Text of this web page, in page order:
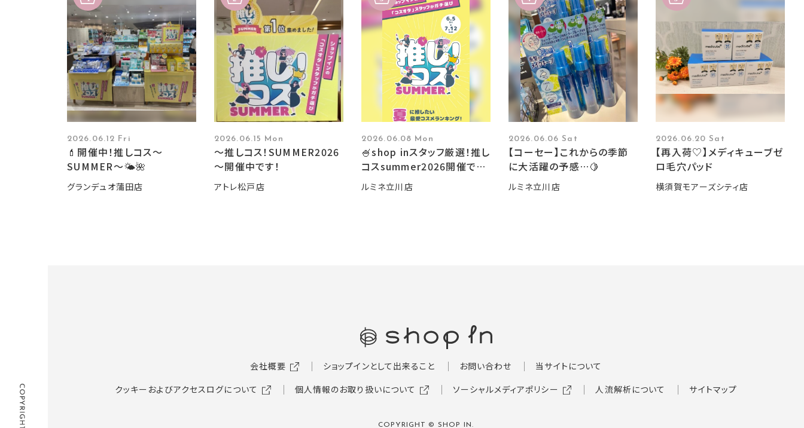
2026.06.12 Fri
💄開催中！推しコス〜
SUMMER〜🌤️🌺
グランデュオ蒲田店
2026.06.15 Mon
～推しコス！SUMMER2026
～開催中です！
アトレ松戸店
2026.06.08 Mon
🍧shop inスタッフ厳選！推し
コスsummer2026開催です
🍧
ルミネ立川店
2026.06.06 Sat
【コーセー】これからの季節
に大活躍の予感…🍋
ルミネ立川店
2026.06.20 Sat
【再入荷♡】メディキューブゼ
ロ毛穴パッド
横須賀モアーズシティ店
会社概要 ショップインとして出来ること お問い合わせ
当サイトについて
クッキーおよびアクセスログについて
個人情報のお取り扱いについて ソーシャルメディアポリシー 人流解析について サイトマップ
COPYRIGHT © SHOP IN.